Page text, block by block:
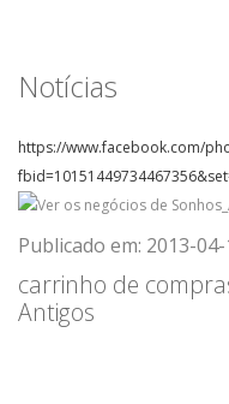
Notícias
https://www.facebook.com/
Publicado em: 2013-04-
carrinho de
Antigos